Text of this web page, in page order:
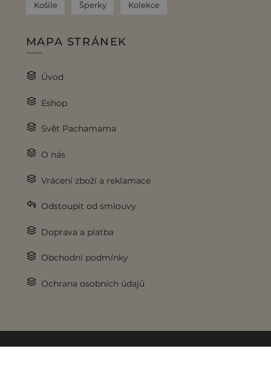
Košile Šperky Kolekce
MAPA STRÁNEK
Úvod
Eshop
Svět Pachamama
O nás
Vrácení zboží a reklamace
Odstoupit od smlouvy
Doprava a platba
Obchodní podmínky
Ochrana osobních údajů